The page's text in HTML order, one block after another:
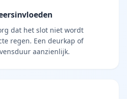
dat het slot niet wordt
regen. Een deurkap of
aanzienlijk.